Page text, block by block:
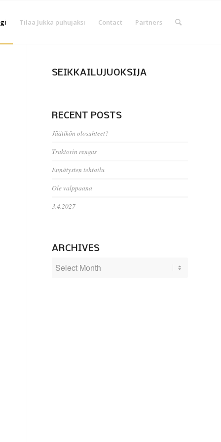
Tilaa Jukka puhujaksi Contact Partners
SEIKKAILUJUOKSIJA
RECENT POSTS
Jäätikön olosuhteet?
Traktorin rengas
Ennätysten tehtailu
Ole valppaana
3.4.2027
ARCHIVES